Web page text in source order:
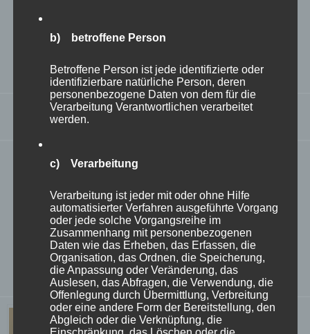
decorations that make your home sparkle.
Walpersdorf castle chapel
The Walpersdorf castle chapel was originally built in the
rectangular Protestant prayer room with a high
mirrored vault and a lower church. The walls of the
Walpersdorf castle chapel are divided by pilasters and a
surrounding entablature zone.
b) betroffene Person
Betroffene Person ist jede identifizierte oder
identifizierbare natürliche Person, deren
personenbezogene Daten von dem für die
Verarbeitung Verantwortlichen verarbeitet
werden.
c) Verarbeitung
Verarbeitung ist jeder mit oder ohne Hilfe
automatisierter Verfahren ausgeführte Vorgang
oder jede solche Vorgangsreihe im
Zusammenhang mit personenbezogenen
Daten wie das Erheben, das Erfassen, die
Organisation, das Ordnen, die Speicherung,
die Anpassung oder Veränderung, das
Auslesen, das Abfragen, die Verwendung, die
Offenlegung durch Übermittlung, Verbreitung
oder eine andere Form der Bereitstellung, den
Abgleich oder die Verknüpfung, die